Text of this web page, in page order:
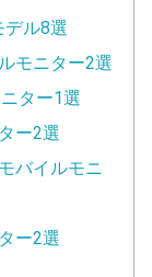
ル8選
モニター2選
ター1選
ー2選
バイルモニ
ー2選